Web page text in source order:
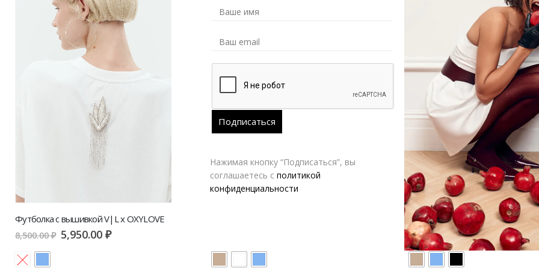
Футболка с вышивкой V|L x OXYLOVE
8,500.00₽ 5,950.00₽
Водолазка KEISA
12,300.00₽
Нажимая кнопку “Подписаться”, вы
соглашаетесь с политикой
конфиденциальности